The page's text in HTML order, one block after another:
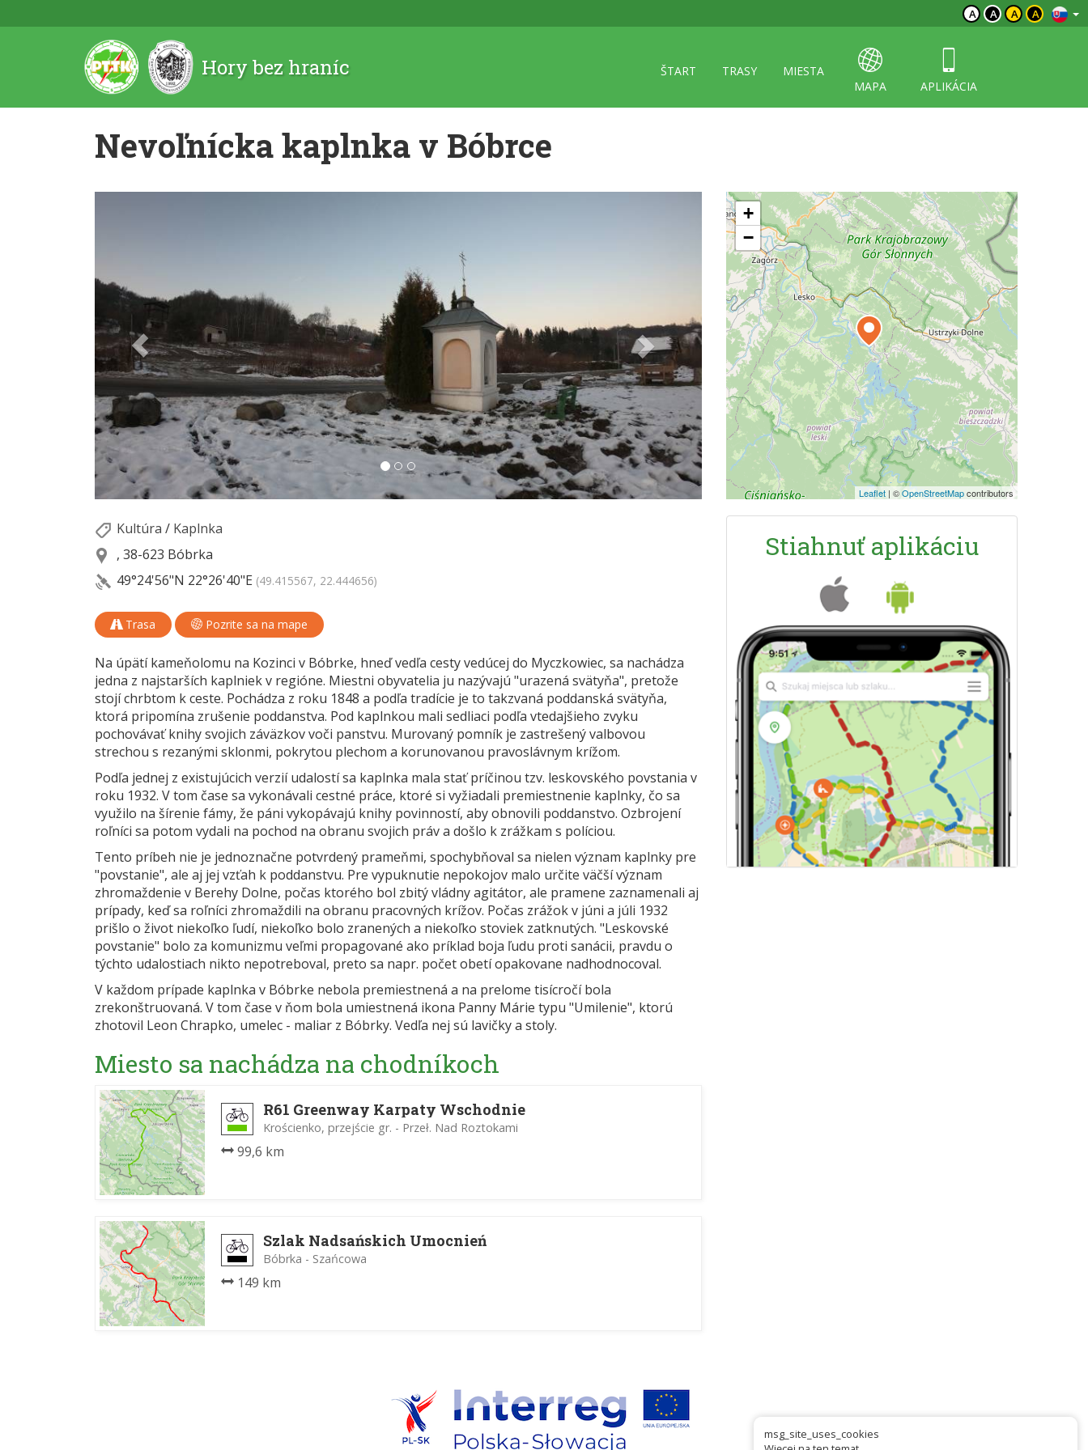
A A A A
Hory bez hraníc ŠTART TRASY
MIESTA
MAPA
APLIKÁCIA
Nevoľnícka kaplnka v Bóbrce
Kultúra / Kaplnka
, 38-623 Bóbrka
49°24'56"N 22°26'40"E (49.415567, 22.444656)
Trasa Pozrite sa na mape
Na úpätí kameňolomu na Kozinci v Bóbrke, hneď vedľa cesty vedúcej do Myczkowiec, sa nachádza
jedna z najstarších kaplniek v regióne. Miestni obyvatelia ju nazývajú "urazená svätyňa", pretože
stojí chrbtom k ceste. Pochádza z roku 1848 a podľa tradície je to takzvaná poddanská svätyňa,
ktorá pripomína zrušenie poddanstva. Pod kaplnkou mali sedliaci podľa vtedajšieho zvyku
pochovávať knihy svojich záväzkov voči panstvu. Murovaný pomník je zastrešený valbovou
strechou s rezanými sklonmi, pokrytou plechom a korunovanou pravoslávnym krížom.
Podľa jednej z existujúcich verzií udalostí sa kaplnka mala stať príčinou tzv. leskovského povstania v
roku 1932. V tom čase sa vykonávali cestné práce, ktoré si vyžiadali premiestnenie kaplnky, čo sa
využilo na šírenie fámy, že páni vykopávajú knihy povinností, aby obnovili poddanstvo. Ozbrojení
roľníci sa potom vydali na pochod na obranu svojich práv a došlo k zrážkam s políciou.
Tento príbeh nie je jednoznačne potvrdený prameňmi, spochybňoval sa nielen význam kaplnky pre
"povstanie", ale aj jej vzťah k poddanstvu. Pre vypuknutie nepokojov malo určite väčší význam
zhromaždenie v Berehy Dolne, počas ktorého bol zbitý vládny agitátor, ale pramene zaznamenali aj
prípady, keď sa roľníci zhromaždili na obranu pracovných krížov. Počas zrážok v júni a júli 1932
prišlo o život niekoľko ľudí, niekoľko bolo zranených a niekoľko stoviek zatknutých. "Leskovské
povstanie" bolo za komunizmu veľmi propagované ako príklad boja ľudu proti sanácii, pravdu o
týchto udalostiach nikto nepotreboval, preto sa napr. počet obetí opakovane nadhodnocoval.
V každom prípade kaplnka v Bóbrke nebola premiestnená a na prelome tisícročí bola
zrekonštruovaná. V tom čase v ňom bola umiestnená ikona Panny Márie typu "Umilenie", ktorú
zhotovil Leon Chrapko, umelec - maliar z Bóbrky. Vedľa nej sú lavičky a stoly.
Miesto sa nachádza na chodníkoch
R61 Greenway Karpaty Wschodnie
Krościenko, przejście gr. - Przeł. Nad Roztokami
99,6 km
Szlak Nadsańskich Umocnień
Bóbrka - Szańcowa
149 km
+
−
Leaflet | ©OpenStreetMapcontributors
Stiahnuť aplikáciu
msg_site_uses_cookies